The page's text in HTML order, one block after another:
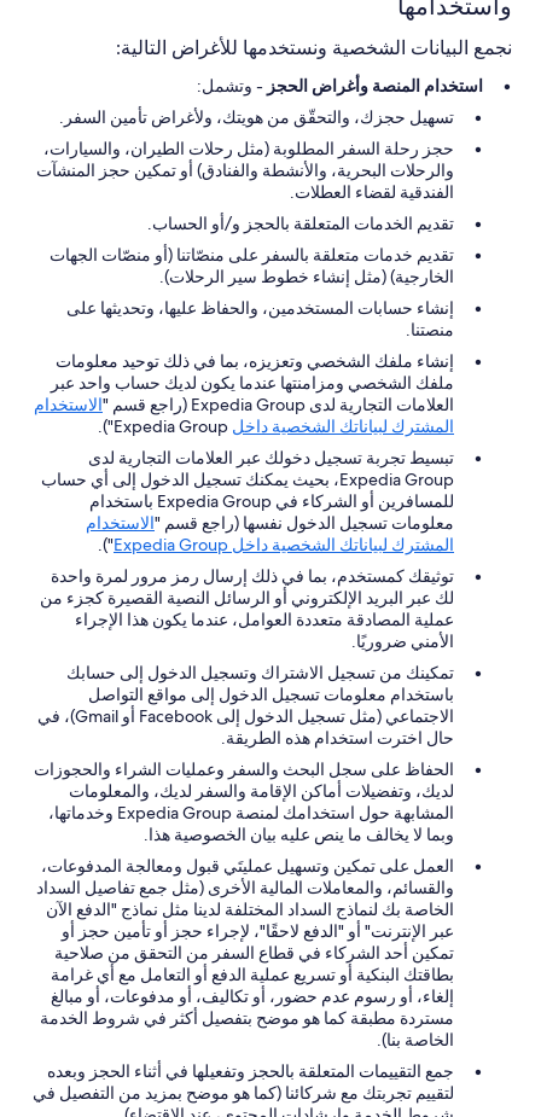
واستخدامها
نجمع البيانات الشخصية ونستخدمها للأغراض التالية:
استخدام المنصة وأغراض الحجز - وتشمل:
تسهيل حجزك، والتحقّق من هويتك، ولأغراض تأمين السفر.
حجز رحلة السفر المطلوبة (مثل رحلات الطيران، والسيارات،
والرحلات البحرية، والأنشطة والفنادق) أو تمكين حجز المنشآت
الفندقية لقضاء العطلات.
تقديم الخدمات المتعلقة بالحجز و/أو الحساب.
تقديم خدمات متعلقة بالسفر على منصّاتنا (أو منصّات الجهات
الخارجية) (مثل إنشاء خطوط سير الرحلات).
إنشاء حسابات المستخدمين، والحفاظ عليها، وتحديثها على
منصتنا.
إنشاء ملفك الشخصي وتعزيزه، بما في ذلك توحيد معلومات
ملفك الشخصي ومزامنتها عندما يكون لديك حساب واحد عبر
العلامات التجارية لدى Expedia Group (راجع قسم "
الاستخدام
المشترك لبياناتك الشخصية داخل
تبسيط تجربة تسجيل دخولك عبر العلامات التجارية لدى
Expedia Group، بحيث يمكنك تسجيل الدخول إلى أي حساب
للمسافرين أو الشركاء في Expedia Group باستخدام
معلومات تسجيل الدخول نفسها (راجع قسم "الاستخدام
المشترك لبياناتك الشخصية داخل Expedia Group
").
توثيقك كمستخدم، بما في ذلك إرسال رمز مرور لمرة واحدة
لك عبر البريد الإلكتروني أو الرسائل النصية القصيرة كجزء من
عملية المصادقة متعددة العوامل، عندما يكون هذا الإجراء
الأمني ضروريًا.
تمكينك من تسجيل الاشتراك وتسجيل الدخول إلى حسابك
باستخدام معلومات تسجيل الدخول إلى مواقع التواصل
الاجتماعي (مثل تسجيل الدخول إلى Facebook أو Gmail)، في
حال اخترت استخدام هذه الطريقة.
الحفاظ على سجل البحث والسفر وعمليات الشراء والحجوزات
لديك، وتفضيلات أماكن الإقامة والسفر لديك، والمعلومات
المشابهة حول استخدامك لمنصة Expedia Group وخدماتها،
وبما لا يخالف ما ينص عليه بيان الخصوصية هذا.
العمل على تمكين وتسهيل عمليتَي قبول ومعالجة المدفوعات،
والقسائم، والمعاملات المالية الأخرى (مثل جمع تفاصيل السداد
الخاصة بك لنماذج السداد المختلفة لدينا مثل نماذج "الدفع الآن
عبر الإنترنت" أو "الدفع لاحقًا"، لإجراء حجز أو تأمين حجز أو
تمكين أحد الشركاء في قطاع السفر من التحقق من صلاحية
بطاقتك البنكية أو تسريع عملية الدفع أو التعامل مع أي غرامة
إلغاء، أو رسوم عدم حضور، أو تكاليف، أو مدفوعات، أو مبالغ
مستردة مطبقة كما هو موضح بتفصيل أكثر في شروط الخدمة
الخاصة بنا).
جمع التقييمات المتعلقة بالحجز وتفعيلها في أثناء الحجز وبعده
لتقييم تجربتك مع شركائنا (كما هو موضح بمزيد من التفصيل في